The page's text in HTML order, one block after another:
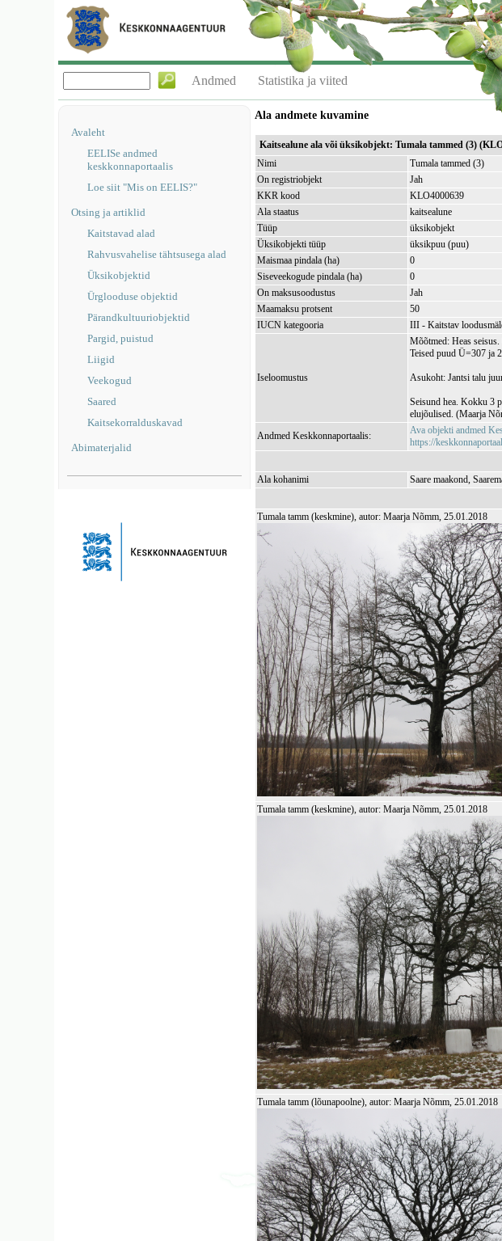
Andmed Statistika ja viited
Avaleht
EELISe andmed
keskkonnaportaalis
Loe siit "Mis on EELIS?"
Otsing ja artiklid
Kaitstavad alad
Rahvusvahelise tähtsusega alad
Üksikobjektid
Ürglooduse objektid
Pärandkultuuriobjektid
Pargid, puistud
Liigid
Veekogud
Saared
Kaitsekorralduskavad
Abimaterjalid
Ala andmete kuvamine
Kaitsealune ala või üksikobjekt: Tumala tammed (3)
Nimi
Tumala tammed (3)
On registriobjekt
Jah
KKR kood
KLO4000639
Ala staatus
kaitsealune
Tüüp
üksikobjekt
Üksikobjekti tüüp
üksikpuu (puu)
Maismaa pindala (ha)
0
Siseveekogude pindala (ha)
0
On maksusoodustus
Jah
Maamaksu protsent
50
IUCN kategooria
III - Kaitstav
Iseloomustus
Mõõtmed: Heas
Teised puud Ü=307 ja
Asukoht: Jantsi talu
Seisund hea. Kokku 3
elujõulised. (Maarja
Andmed Keskkonnaportaalis:
Ava objekti andmed
https://
Ala kohanimi
Saare maakond,
Tumala tamm (keskmine), autor: Maarja Nõmm, 25.01.2018
Tumala tamm (keskmine), autor: Maarja Nõmm, 25.01.2018
Tumala tamm (lõunapoolne), autor: Maarja Nõmm, 25.01.2018